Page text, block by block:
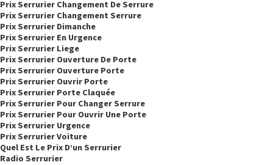
Prix Serrurier Changement De Serrure
Prix Serrurier Changement Serrure
Prix Serrurier Dimanche
Prix Serrurier En Urgence
Prix Serrurier Liege
Prix Serrurier Ouverture De Porte
Prix Serrurier Ouverture Porte
Prix Serrurier Ouvrir Porte
Prix Serrurier Porte Claquée
Prix Serrurier Pour Changer Serrure
Prix Serrurier Pour Ouvrir Une Porte
Prix Serrurier Urgence
Prix Serrurier Voiture
Quel Est Le Prix D’un Serrurier
Radio Serrurier